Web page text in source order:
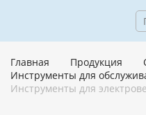
Главная Продукция
Инструменты для
Инструменты для